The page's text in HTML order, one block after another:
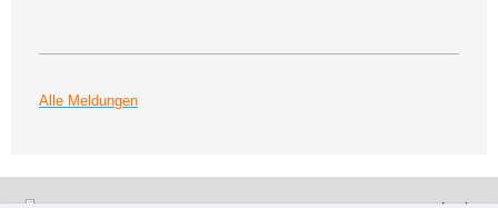
Alle Meldungen